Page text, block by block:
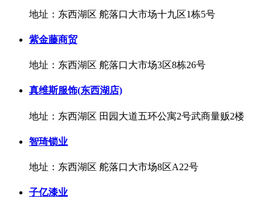
地址：东西湖区 舵落口大市场十九区1栋5号
紫金藤商贸
地址：东西湖区 舵落口大市场3区8栋26号
真维斯服饰(东西湖店)
地址：东西湖区 田园大道五环公寓2号武商量贩2楼
智琦锁业
地址：东西湖区 舵落口大市场8区A22号
子亿漆业